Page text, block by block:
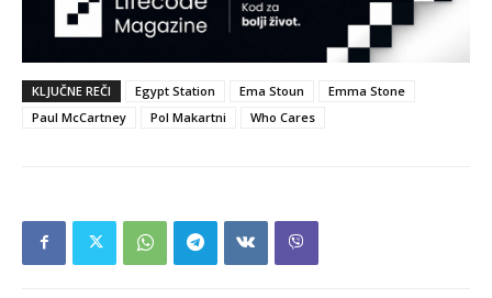
KLJUČNE REČI Egypt Station Ema Stoun
Emma Stone
Paul McCartney
Pol Makartni Who Cares